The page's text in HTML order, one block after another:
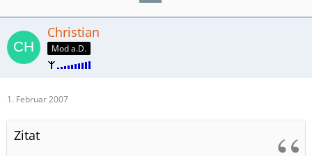
Christian
Mod a.D.
1. Februar 2007
Zitat